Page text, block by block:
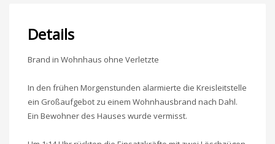
Details
Brand in Wohnhaus ohne Verletzte
In den frühen Morgenstunden alarmierte die Kreisleitstelle
ein Großaufgebot zu einem Wohnhausbrand nach Dahl.
Ein Bewohner des Hauses wurde vermisst.